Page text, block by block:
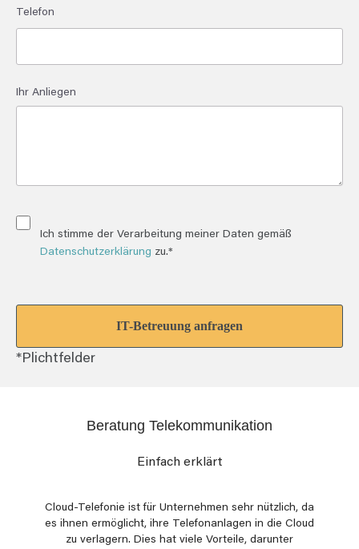
Telefon
Ihr Anliegen
Ich stimme der Verarbeitung meiner Daten gemäß
Datenschutzerklärung zu.*
*Plichtfelder
Beratung Telekommunikation
Einfach erklärt
Cloud-Telefonie ist für Unternehmen sehr nützlich, da
es ihnen ermöglicht, ihre Telefonanlagen in die Cloud
zu verlagern. Dies hat viele Vorteile, darunter